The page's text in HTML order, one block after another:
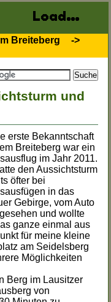
Breiteberg
->
und
erste Bekanntschaft
Breiteberg war ein
im Jahr 2011.
den Aussichtsturm
öfter bei
in das
Gebirge, vom Auto
und wollte
ganze einmal aus
für meine kleine
am Seidelsberg
Möglichkeiten
Berg im Lausitzer
von